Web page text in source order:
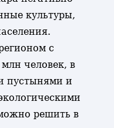
культуры,
с
человек, в
пустынями и
решить в